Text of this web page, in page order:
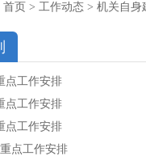
首页 > 工作动态 > 机关自身
点工作安排
点工作安排
点工作安排
点工作安排